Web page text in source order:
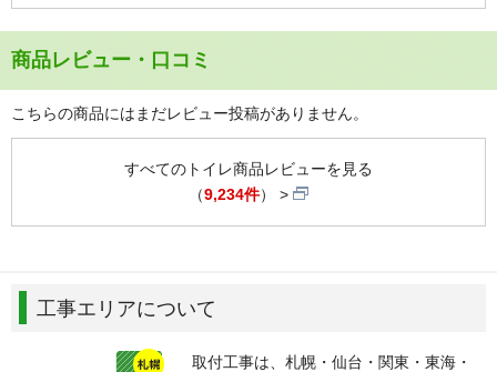
商品レビュー・口コミ
こちらの商品にはまだレビュー投稿がありません。
すべてのトイレ商品レビューを見る
（9,234件）
工事エリアについて
取付工事は、札幌・仙台・関東・東海・